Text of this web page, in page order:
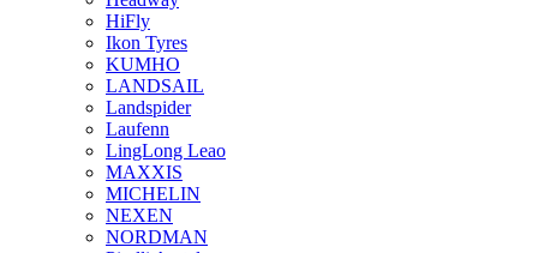
HiFly
Ikon Tyres
KUMHO
LANDSAIL
Landspider
Laufenn
LingLong Leao
MAXXIS
MICHELIN
NEXEN
NORDMAN